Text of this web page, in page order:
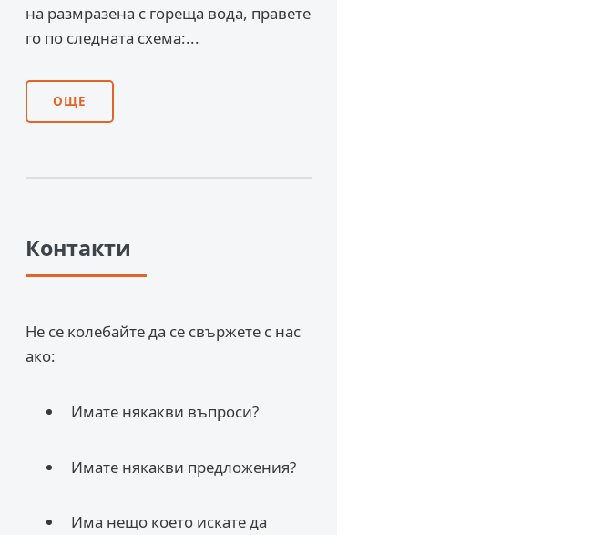
на размразена с гореща вода, правете
го по следната схема:...
ОЩЕ
Контакти
Не се колебайте да се свържете с нас
ако:
Имате някакви въпроси?
Имате някакви предложения?
Има нещо което искате да